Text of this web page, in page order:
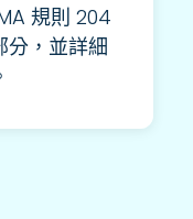
規則 204
分，並詳細